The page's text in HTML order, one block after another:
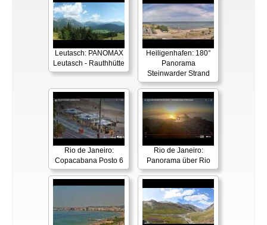
Leutasch: PANOMAX
Leutasch - Rauthhütte
Heiligenhafen: 180°
Panorama
Steinwarder Strand
Rio de Janeiro:
Copacabana Posto 6
Rio de Janeiro:
Panorama über Rio